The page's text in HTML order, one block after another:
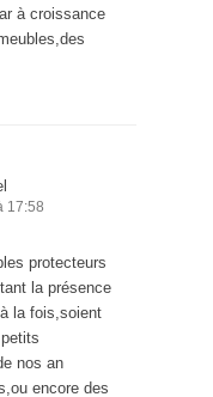
à croissance
17:58
protecteurs
la présence
la fois,soient
nos an
encore des